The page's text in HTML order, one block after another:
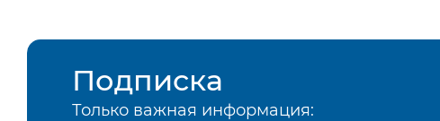
Подписка
Только важная информация: